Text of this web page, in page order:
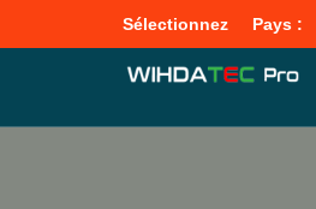
Sélectionnez Pays :